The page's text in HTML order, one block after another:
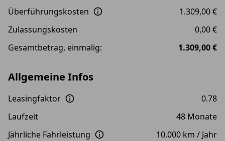
Überführungskosten
1.309,00 €
Zulassungskosten
0,00 €
Gesamtbetrag, einmalig:
1.309,00 €
Allgemeine Infos
Leasingfaktor
0.78
Laufzeit
48 Monate
Jährliche Fahrleistung
10.000 km / Jahr